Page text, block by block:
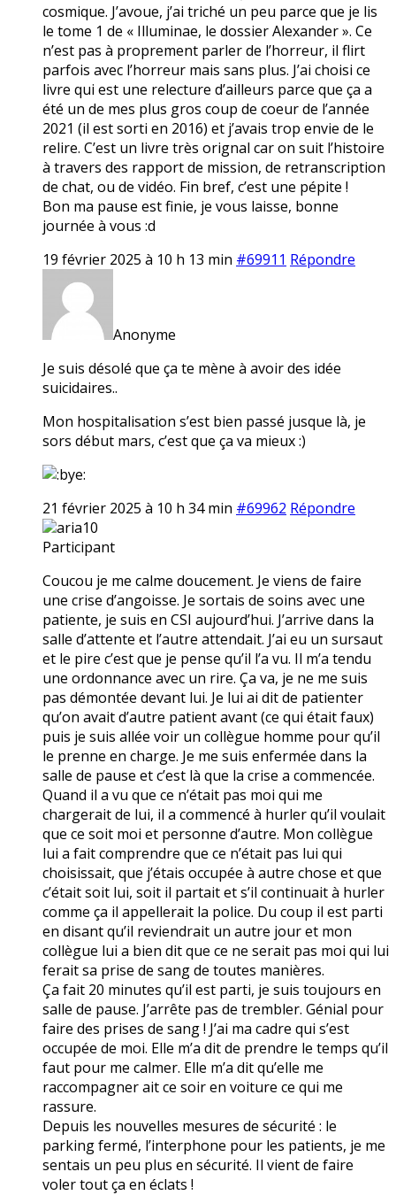
cosmique. J’avoue, j’ai triché un peu parce que je lis
le tome 1 de « Illuminae, le dossier Alexander ». Ce
n’est pas à proprement parler de l’horreur, il flirt
parfois avec l’horreur mais sans plus. J’ai choisi ce
livre qui est une relecture d’ailleurs parce que ça a
été un de mes plus gros coup de coeur de l’année
2021 (il est sorti en 2016) et j’avais trop envie de le
relire. C’est un livre très orignal car on suit l’histoire
à travers des rapport de mission, de retranscription
de chat, ou de vidéo. Fin bref, c’est une pépite !
Bon ma pause est finie, je vous laisse, bonne
journée à vous :d
19 février 2025 à 10 h 13 min #69911 Répondre
Anonyme
Je suis désolé que ça te mène à avoir des idée
suicidaires..
Mon hospitalisation s’est bien passé jusque là, je
sors début mars, c’est que ça va mieux :)
21 février 2025 à 10 h 34 min #69962 Répondre
aria10
Participant
Coucou je me calme doucement. Je viens de faire
une crise d’angoisse. Je sortais de soins avec une
patiente, je suis en CSI aujourd’hui. J’arrive dans la
salle d’attente et l’autre attendait. J’ai eu un sursaut
et le pire c’est que je pense qu’il l’a vu. Il m’a tendu
une ordonnance avec un rire. Ça va, je ne me suis
pas démontée devant lui. Je lui ai dit de patienter
qu’on avait d’autre patient avant (ce qui était faux)
puis je suis allée voir un collègue homme pour qu’il
le prenne en charge. Je me suis enfermée dans la
salle de pause et c’est là que la crise a commencée.
Quand il a vu que ce n’était pas moi qui me
chargerait de lui, il a commencé à hurler qu’il voulait
que ce soit moi et personne d’autre. Mon collègue
lui a fait comprendre que ce n’était pas lui qui
choisissait, que j’étais occupée à autre chose et que
c’était soit lui, soit il partait et s’il continuait à hurler
comme ça il appellerait la police. Du coup il est parti
en disant qu’il reviendrait un autre jour et mon
collègue lui a bien dit que ce ne serait pas moi qui lui
ferait sa prise de sang de toutes manières.
Ça fait 20 minutes qu’il est parti, je suis toujours en
salle de pause. J’arrête pas de trembler. Génial pour
faire des prises de sang ! J’ai ma cadre qui s’est
occupée de moi. Elle m’a dit de prendre le temps qu’il
faut pour me calmer. Elle m’a dit qu’elle me
raccompagner ait ce soir en voiture ce qui me
rassure.
Depuis les nouvelles mesures de sécurité : le
parking fermé, l’interphone pour les patients, je me
sentais un peu plus en sécurité. Il vient de faire
voler tout ça en éclats !